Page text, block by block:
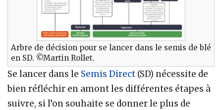
Arbre de décision pour se lancer dans le semis de blé
en SD. ©Martin Rollet.
Se lancer dans le Semis Direct (SD) nécessite de
bien réfléchir en amont les différentes étapes à
suivre, si l’on souhaite se donner le plus de